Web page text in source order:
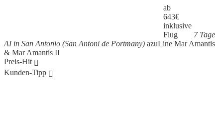
ab
643€
inklusive
Flug
7 Tage
AI in San Antonio (San Antoni de Portmany) azuLine Mar Amantis
& Mar Amantis II
Preis-Hit
Kunden-Tipp